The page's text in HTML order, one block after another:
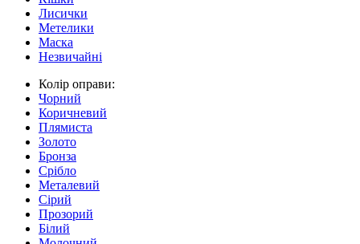
Лисички
Метелики
Маска
Незвичайні
Колір оправи:
Чорний
Коричневий
Плямиста
Золото
Бронза
Срібло
Металевий
Сірий
Прозорий
Білий